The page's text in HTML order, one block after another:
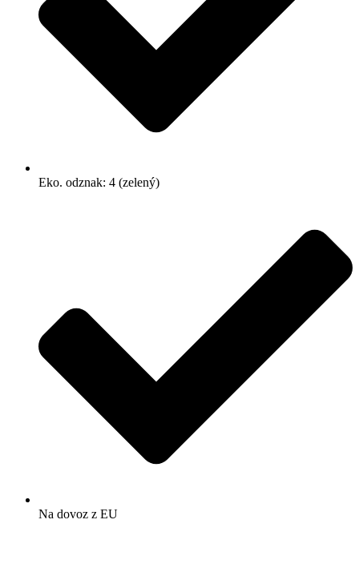
Eko. odznak: 4 (zelený)
Na dovoz z EU